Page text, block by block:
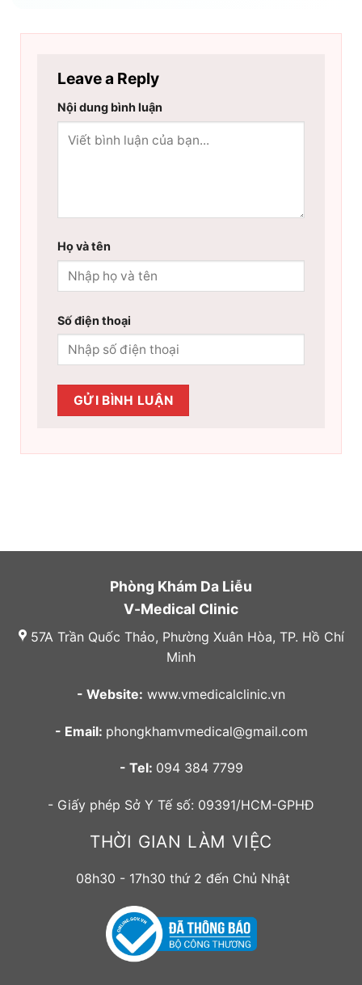
Leave a Reply
Nội dung bình luận
Họ và tên
Số điện thoại
Phòng Khám Da Liễu
V-Medical Clinic
57A Trần Quốc Thảo, Phường Xuân Hòa, TP. Hồ Chí
Minh
- Website: www.vmedicalclinic.vn
- Email: phongkhamvmedical@gmail.com
- Tel: 094 384 7799
- Giấy phép Sở Y Tế số: 09391/HCM-GPHĐ
THỜI GIAN LÀM VIỆC
08h30 - 17h30 thứ 2 đến Chủ Nhật